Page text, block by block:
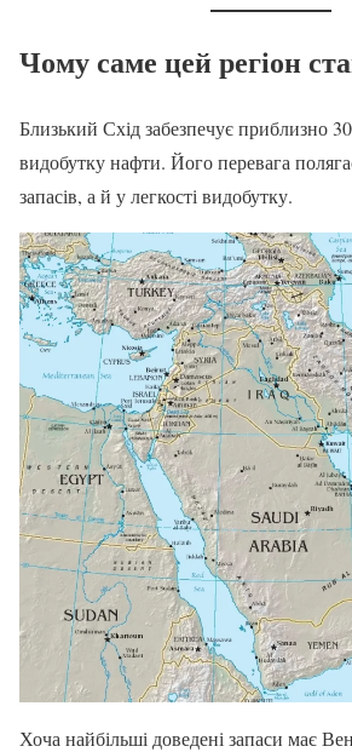
Чому саме цей регіон
Близький Схід забезпечує приблизно
видобутку нафти. Його перевага
запасів, а й у легкості видобутку.
Хоча найбільші доведені запаси має